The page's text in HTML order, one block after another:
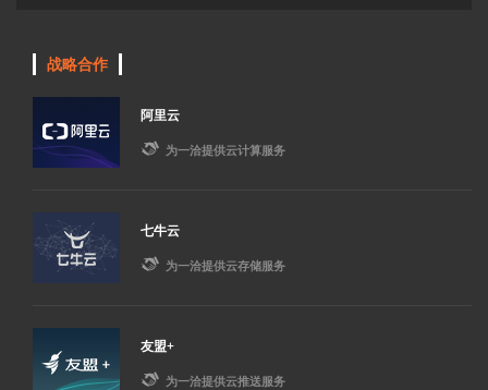
战略合作
阿里云
 为一洽提供云计算服务
七牛云
 为一洽提供云存储服务
友盟+
 为一洽提供云推送服务